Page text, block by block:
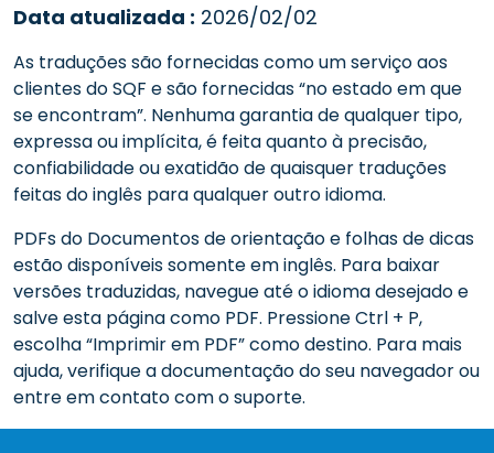
Data atualizada : 2026/02/02
As traduções são fornecidas como um serviço aos
clientes do SQF e são fornecidas “no estado em que
se encontram”. Nenhuma garantia de qualquer tipo,
expressa ou implícita, é feita quanto à precisão,
confiabilidade ou exatidão de quaisquer traduções
feitas do inglês para qualquer outro idioma.
PDFs do Documentos de orientação e folhas de dicas
estão disponíveis somente em inglês. Para baixar
versões traduzidas, navegue até o idioma desejado e
salve esta página como PDF. Pressione Ctrl + P,
escolha “Imprimir em PDF” como destino. Para mais
ajuda, verifique a documentação do seu navegador ou
entre em contato com o suporte.